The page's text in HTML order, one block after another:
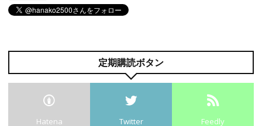
定期購読ボタン
Hatena Twitter Feedly